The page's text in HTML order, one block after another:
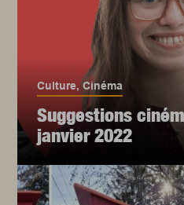
Culture,Cinéma
Suggestions
janvier 2022